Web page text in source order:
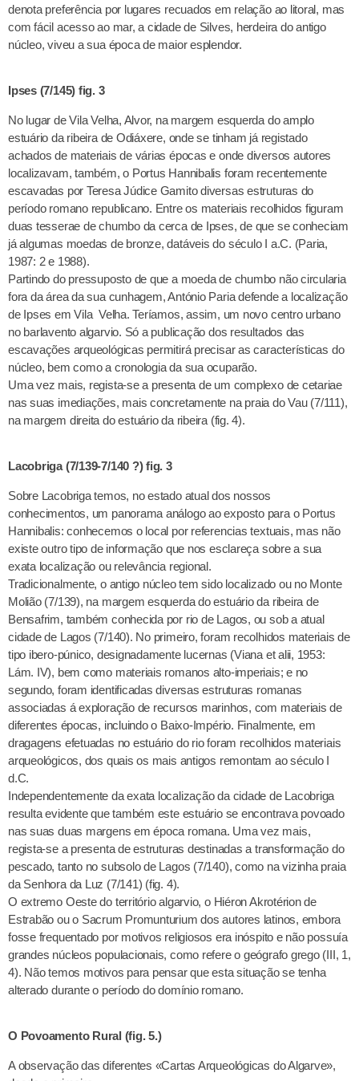
denota preferência por lugares recuados em relação ao litoral, mas
com fácil acesso ao mar, a cidade de Silves, herdeira do antigo
núcleo, viveu a sua época de maior esplendor.
Ipses (7/145) fig. 3
No lugar de Vila Velha, Alvor, na margem esquerda do amplo
estuário da ribeira de Odiáxere, onde se tinham já registado
achados de materiais de várias épocas e onde diversos autores
localizavam, também, o Portus Hannibalis foram recentemente
escavadas por Teresa Júdice Gamito diversas estruturas do
período romano republicano. Entre os materiais recolhidos figuram
duas tesserae de chumbo da cerca de Ipses, de que se conheciam
já algumas moedas de bronze, datáveis do século I a.C. (Paria,
1987: 2 e 1988).
Partindo do pressuposto de que a moeda de chumbo não circularia
fora da área da sua cunhagem, António Paria defende a localização
de Ipses em Vila Velha. Teríamos, assim, um novo centro urbano
no barlavento algarvio. Só a publicação dos resultados das
escavações arqueológicas permitirá precisar as características do
núcleo, bem como a cronologia da sua ocuparão.
Uma vez mais, regista-se a presenta de um complexo de cetariae
nas suas imediações, mais concretamente na praia do Vau (7/111),
na margem direita do estuário da ribeira (fig. 4).
Lacobriga (7/139-7/140 ?) fig. 3
Sobre Lacobriga temos, no estado atual dos nossos
conhecimentos, um panorama análogo ao exposto para o Portus
Hannibalis: conhecemos o local por referencias textuais, mas não
existe outro tipo de informação que nos esclareça sobre a sua
exata localização ou relevância regional.
Tradicionalmente, o antigo núcleo tem sido localizado ou no Monte
Molião (7/139), na margem esquerda do estuário da ribeira de
Bensafrim, também conhecida por rio de Lagos, ou sob a atual
cidade de Lagos (7/140). No primeiro, foram recolhidos materiais de
tipo ibero-púnico, designadamente lucernas (Viana et alii, 1953:
Lám. IV), bem como materiais romanos alto-imperiais; e no
segundo, foram identificadas diversas estruturas romanas
associadas á exploração de recursos marinhos, com materiais de
diferentes épocas, incluindo o Baixo-Império. Finalmente, em
dragagens efetuadas no estuário do rio foram recolhidos materiais
arqueológicos, dos quais os mais antigos remontam ao século I
d.C.
Independentemente da exata localização da cidade de Lacobriga
resulta evidente que também este estuário se encontrava povoado
nas suas duas margens em época romana. Uma vez mais,
regista-se a presenta de estruturas destinadas a transformação do
pescado, tanto no subsolo de Lagos (7/140), como na vizinha praia
da Senhora da Luz (7/141) (fig. 4).
O extremo Oeste do território algarvio, o Hiéron Akrotérion de
Estrabão ou o Sacrum Promunturium dos autores latinos, embora
fosse frequentado por motivos religiosos era inóspito e não possuía
grandes núcleos populacionais, como refere o geógrafo grego (III, 1,
4). Não temos motivos para pensar que esta situação se tenha
alterado durante o período do domínio romano.
O Povoamento Rural (fig. 5.)
A observação das diferentes «Cartas Arqueológicas do Algarve»,